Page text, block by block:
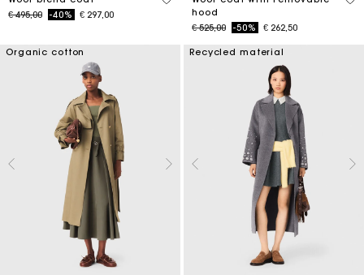
Price reduced from
€ 495,00to-40% € 297,00
hood
Price reduced from
€ 525,00to-50% € 262,50
Organic cotton Recycled material